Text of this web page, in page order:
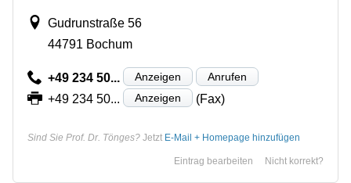
Gudrunstraße 56
44791 Bochum
+49 234 50... Anzeigen Anrufen
+49 234 50... Anzeigen (Fax)
Sind Sie Prof. Dr. Tönges? Jetzt E-Mail + Homepage hinzufügen
Nicht korrekt?
Eintrag bearbeiten